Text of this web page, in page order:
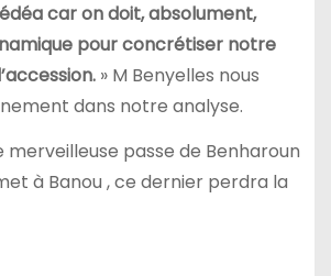
car on doit, absolument,
pour concrétiser notre
» M Benyelles nous
dans notre analyse.
passe de Benharoun
à Banou , ce dernier perdra la